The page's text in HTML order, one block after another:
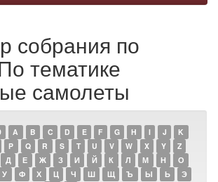
собрания по
тематике
самолеты
A B C D E F G H I J
K
P Q R S T U V W X Y
Z
Д Е Ж З И Й К Л М Н
О
У Ф Х Ц Ч Ш Щ Ъ Ы Ь
Э